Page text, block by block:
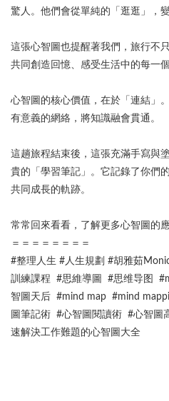
驚人。他們會從單純的「逛逛」，
這張心智圖也提醒著我們，旅行不
共同創造回憶、感受生活中的每一個
心智圖的核心價值，在於「連結」
有意義的網絡，將知識融會貫通。
這趟旅程結束後，這張充滿手寫與
貴的「學習筆記」。它記錄了你們
共同成長的軌跡。
常常回來看看，了解更多心智圖的應
＝＝＝＝＝＝＝＝
#整理人生 #人生規劃 #胡雅茹
訓練課程 #思維導圖 #思维导图
智圖天后 #mind map #mind
圖筆記術 #心智圖閱讀術 #心智
速解決工作難題的心智圖大全